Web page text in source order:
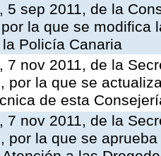
5 sep 2011, de la
la que se modifica
Policía Canaria
7 nov 2011, de la
por la que se
de esta
7 nov 2011, de la
por la que se